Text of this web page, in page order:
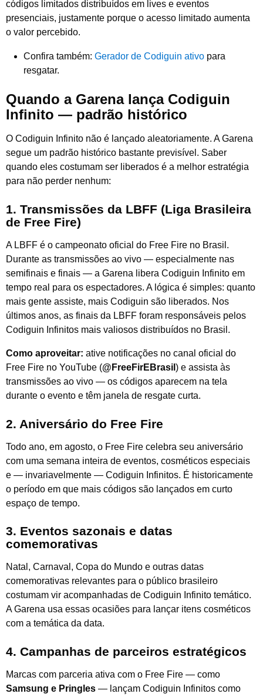
códigos limitados distribuídos em lives e eventos
presenciais, justamente porque o acesso limitado aumenta
o valor percebido.
Confira também: Gerador de Codiguin ativo para
resgatar.
Quando a Garena lança Codiguin
Infinito — padrão histórico
O Codiguin Infinito não é lançado aleatoriamente. A Garena
segue um padrão histórico bastante previsível. Saber
quando eles costumam ser liberados é a melhor estratégia
para não perder nenhum:
1. Transmissões da LBFF (Liga Brasileira
de Free Fire)
A LBFF é o campeonato oficial do Free Fire no Brasil.
Durante as transmissões ao vivo — especialmente nas
semifinais e finais — a Garena libera Codiguin Infinito em
tempo real para os espectadores. A lógica é simples: quanto
mais gente assiste, mais Codiguin são liberados. Nos
últimos anos, as finais da LBFF foram responsáveis pelos
Codiguin Infinitos mais valiosos distribuídos no Brasil.
Como aproveitar: ative notificações no canal oficial do
Free Fire no YouTube (@FreeFirEBrasil ) e assista às
transmissões ao vivo — os códigos aparecem na tela
durante o evento e têm janela de resgate curta.
2. Aniversário do Free Fire
Todo ano, em agosto, o Free Fire celebra seu aniversário
com uma semana inteira de eventos, cosméticos especiais
e — invariavelmente — Codiguin Infinitos. É historicamente
o período em que mais códigos são lançados em curto
espaço de tempo.
3. Eventos sazonais e datas
comemorativas
Natal, Carnaval, Copa do Mundo e outras datas
comemorativas relevantes para o público brasileiro
costumam vir acompanhadas de Codiguin Infinito temático.
A Garena usa essas ocasiões para lançar itens cosméticos
com a temática da data.
4. Campanhas de parceiros estratégicos
Marcas com parceria ativa com o Free Fire — como
Samsung e Pringles — lançam Codiguin Infinitos como